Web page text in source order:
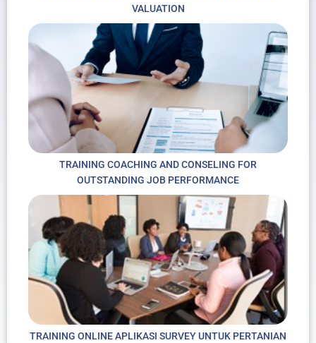
VALUATION
TRAINING COACHING AND CONSELING FOR
OUTSTANDING JOB PERFORMANCE
TRAINING ONLINE APLIKASI SURVEY UNTUK PERTANIAN